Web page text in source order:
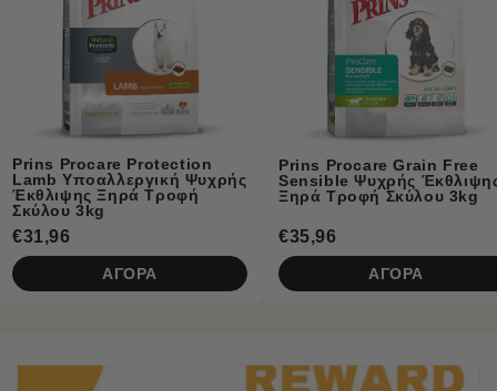
Prins Procare Grain Free
Sensible Ψυχρής Έκθλιψης
Ξηρά Τροφή Σκύλου 3kg